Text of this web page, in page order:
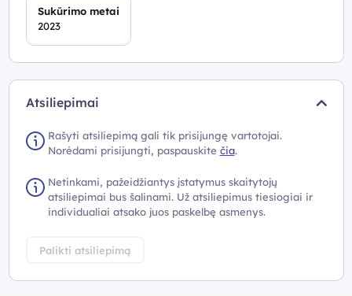
Sukūrimo metai
2023
Atsiliepimai
Rašyti atsiliepimą gali tik prisijungę vartotojai.
Norėdami prisijungti, paspauskite čia.
Netinkami, pažeidžiantys įstatymus skaitytojų
atsiliepimai bus šalinami. Už atsiliepimus tiesiogiai ir
individualiai atsako juos paskelbę asmenys.
Palikti atsiliepimą